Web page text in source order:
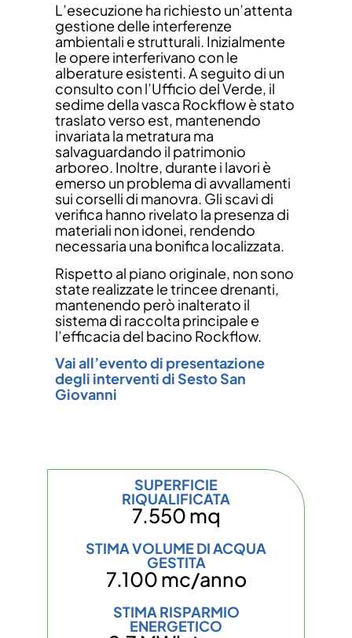
L’esecuzione ha richiesto un’attenta
gestione delle interferenze
ambientali e strutturali. Inizialmente
le opere interferivano con le
alberature esistenti. A seguito di un
consulto con l’Ufficio del Verde, il
sedime della vasca Rockflow è stato
traslato verso est, mantenendo
invariata la metratura ma
salvaguardando il patrimonio
arboreo. Inoltre, durante i lavori è
emerso un problema di avvallamenti
sui corselli di manovra. Gli scavi di
verifica hanno rivelato la presenza di
materiali non idonei, rendendo
necessaria una bonifica localizzata.
Rispetto al piano originale, non sono
state realizzate le trincee drenanti,
mantenendo però inalterato il
sistema di raccolta principale e
l’efficacia del bacino Rockflow.
Vai all’evento di presentazione
degli interventi di Sesto San
Giovanni
SUPERFICIE
RIQUALIFICATA
7.550 mq
STIMA VOLUME DI ACQUA
GESTITA
7.100 mc/anno
STIMA RISPARMIO
ENERGETICO